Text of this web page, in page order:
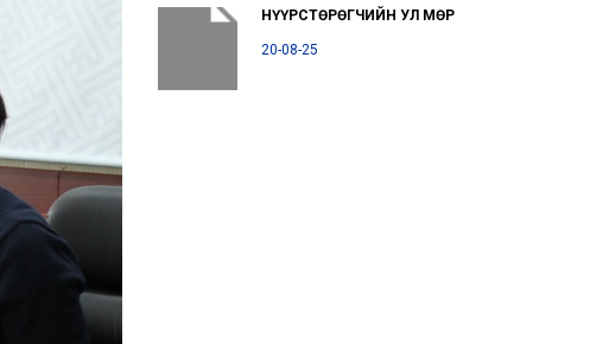
НҮҮРСТӨРӨГЧИЙН УЛ МӨР
20-08-25